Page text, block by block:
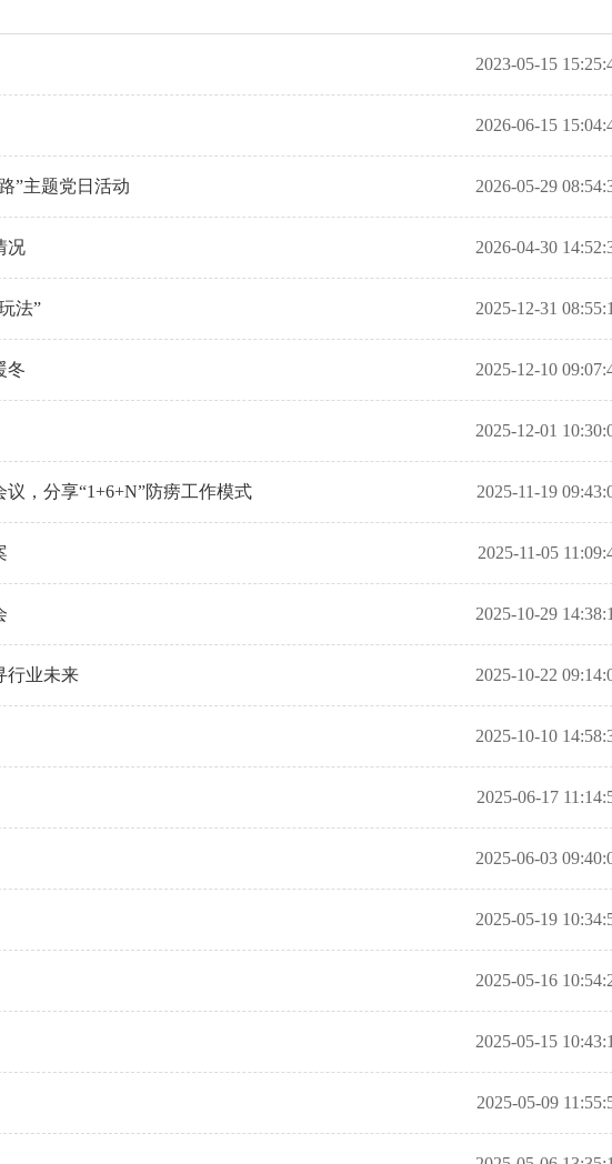
2023-05-15
2026-06-15
”主题党日活动 2026-05-29
况 2026-04-30
法” 2025-12-31
冬 2025-12-10
2025-12-01
，分享“1+6+N”防痨工作模式 2025-11-19
2025-11-05
2025-10-29
行业未来 2025-10-22
2025-10-10
2025-06-17
2025-06-03
2025-05-19
2025-05-16
2025-05-15
2025-05-09